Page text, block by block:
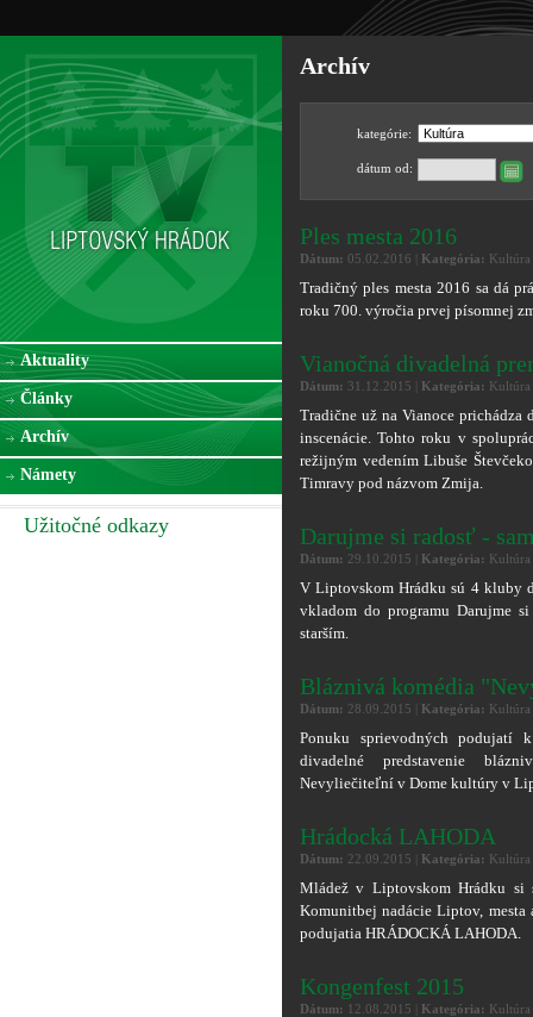
Aktuality
Články
Archív
Námety
Užitočné odkazy
Archív
kategórie:
dátum od:
Ples mesta 2016
Dátum: 05.02.2016 | Kategória:
Tradičný ples mesta 2016 sa dá
roku 700. výročia prvej písomnej
Vianočná divadelná
Dátum: 31.12.2015 | Kategória:
Tradične už na Vianoce
inscenácie. Tohto roku v
režijným vedením Libuše
Timravy pod názvom Zmija.
Darujme si radosť -
Dátum: 29.10.2015 | Kategória:
V Liptovskom Hrádku sú 4 kluby
vkladom do programu Darujme
starším.
Bláznivá komédia
Dátum: 28.09.2015 | Kategória:
Ponuku sprievodných podujatí
divadelné predstavenie
Nevyliečiteľní v Dome kultúry v
Hrádocká LAHODA
Dátum: 22.09.2015 | Kategória:
Mládež v Liptovskom Hrádku si
Komunitbej nadácie Liptov,
podujatia HRÁDOCKÁ LAHODA.
Kongenfest 2015
Dátum: 12.08.2015 | Kategória: